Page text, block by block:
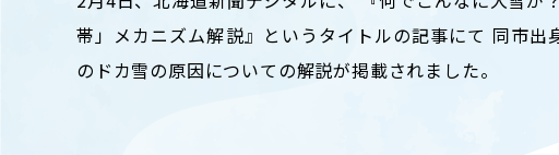
ニュース◎
保護者の方へ
ABOUT
学部概要
帯」メカニズム解説』というタイトルの記事にて 同市
のドカ雪の原因についての解説が掲載されました。